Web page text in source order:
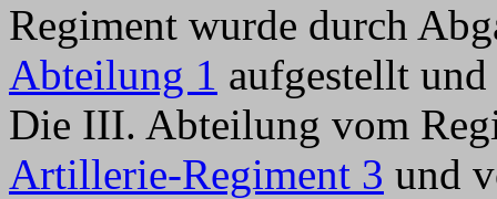
Regiment wurde durch
Abteilung 1 aufgestellt
Die III. Abteilung vom
Artillerie-Regiment 3 und